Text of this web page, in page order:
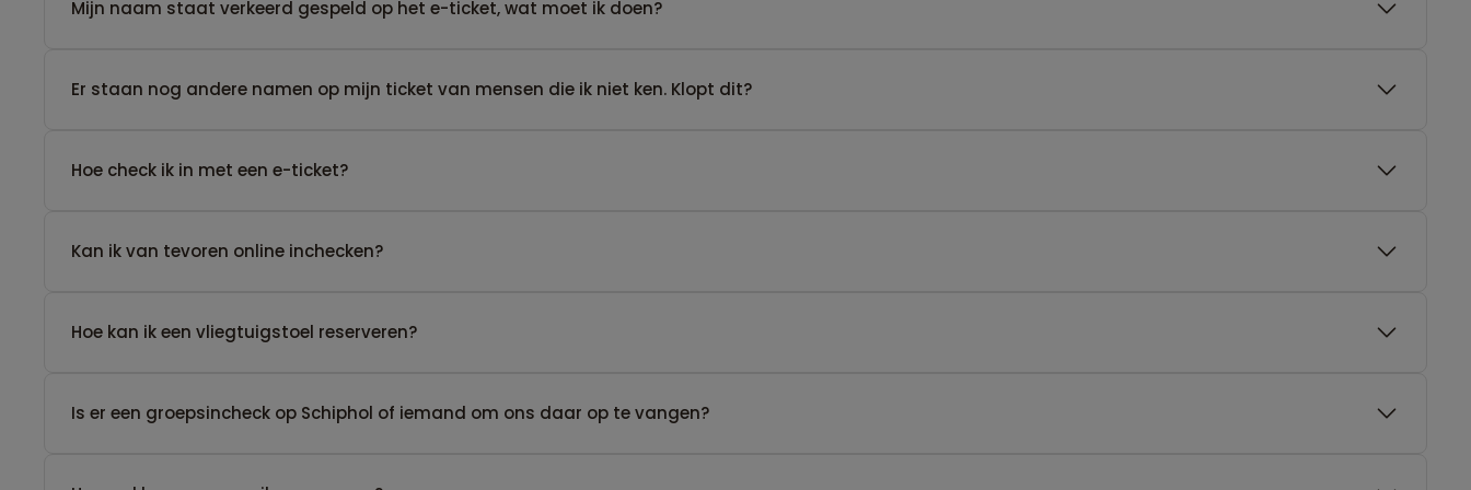
Mijn naam staat verkeerd gespeld op het e-ticket, wat moet ik doen?
Er staan nog andere namen op mijn ticket van mensen die ik niet ken. Klopt dit?
Hoe check ik in met een e-ticket?
Kan ik van tevoren online inchecken?
Hoe kan ik een vliegtuigstoel reserveren?
Is er een groepsincheck op Schiphol of iemand om ons daar op te vangen?